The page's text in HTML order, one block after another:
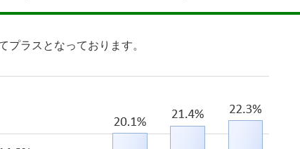
プラスとなっております。